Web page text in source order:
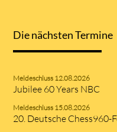
Die nächsten Termine
Meldeschluss 12.08.2026
Jubilee 60 Years NBC
Meldeschluss 15.08.2026
20. Deutsche Chess960-